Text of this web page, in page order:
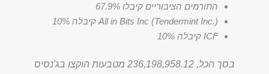
התורמים הציבוריים קיבלו 67.9%
All in Bits Inc (Tendermint Inc.) קיבלה 10%
ICF קיבלה 10%
בסך הכל, 236,198,958.12 מטבעות הוקצו בג'נסיס